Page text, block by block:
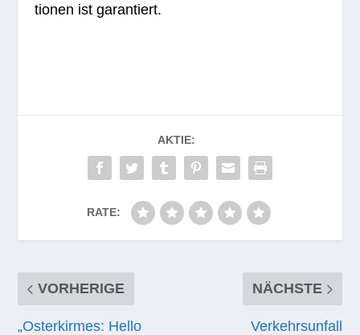
tio­nen ist garantiert.
AKTIE:
RATE:
VORHERIGE
„Osterkirmes: Hello
NÄCHSTE
Verkehrsunfall